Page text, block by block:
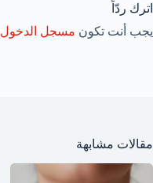
اترك ردّاً
يجب أنت تكون مسجل الدخول
مقالات مشابهة